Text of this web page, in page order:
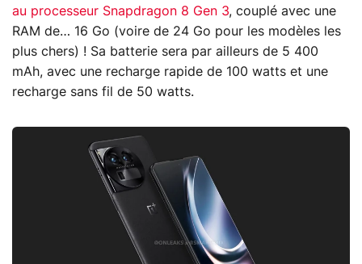
au processeur Snapdragon 8 Gen 3, couplé avec une
RAM de… 16 Go (voire de 24 Go pour les modèles les
plus chers) ! Sa batterie sera par ailleurs de 5 400
mAh, avec une recharge rapide de 100 watts et une
recharge sans fil de 50 watts.